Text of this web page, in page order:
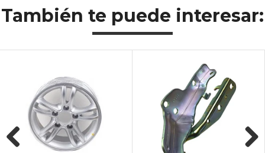
También te puede interesar: